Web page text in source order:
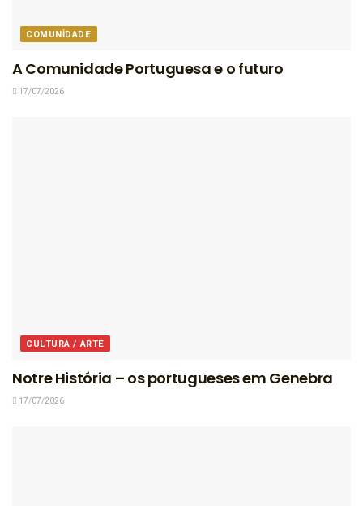
COMUNIDADE
A Comunidade Portuguesa e o futuro
17/07/2026
CULTURA / ARTE
Notre História – os portugueses em Genebra
17/07/2026